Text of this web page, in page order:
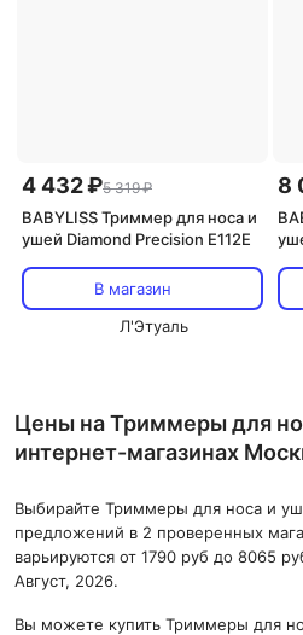
4 432 ₽5 319 ₽
BABYLISS Триммер для носа и
ушей Diamond Precision E112E
В магазин
Л'Этуаль
8
Цены на Триммеры для
интернет-магазинах
Выбирайте Триммеры для носа и
предложений в 2 проверенных
варьируются от 1790 руб до 8065
Август, 2026.
Вы можете купить Триммеры для